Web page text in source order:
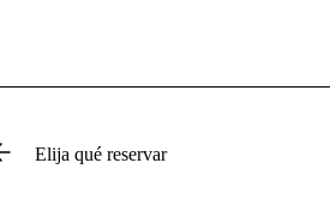
Elija qué reservar